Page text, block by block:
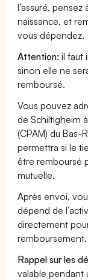
l’assuré,
naissance, et
vous dépendez.
Attention: il faut
sinon elle ne
remboursé.
Vous pouvez
de Schiltigheim
(CPAM) du Bas-
permettra si le
être remboursé
mutuelle.
Après envoi,
dépend de
directement
remboursement.
Rappel sur les
valable pendant